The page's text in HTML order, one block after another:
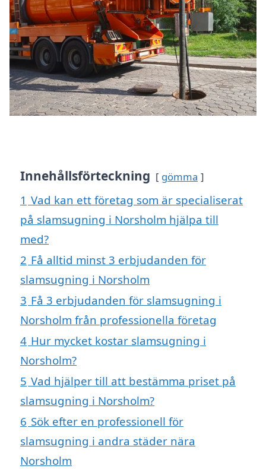
Innehållsförteckning gömma
1 Vad kan ett företag som är specialiserat
på slamsugning i Norsholm hjälpa till
med?
2 Få alltid minst 3 erbjudanden för
slamsugning i Norsholm
3 Få 3 erbjudanden för slamsugning i
Norsholm från professionella företag
4 Hur mycket kostar slamsugning i
Norsholm?
5 Vad hjälper till att bestämma priset på
slamsugning i Norsholm?
6 Sök efter en professionell för
slamsugning i andra städer nära
Norsholm